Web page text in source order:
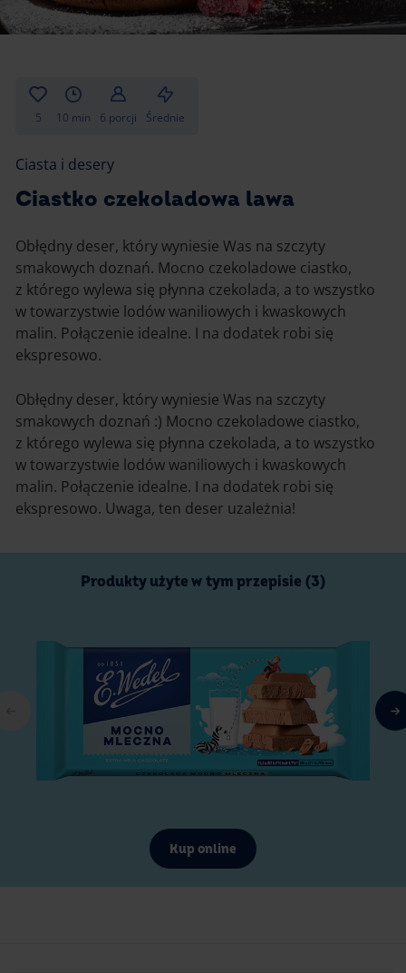
Zupy i kremy
Inne
Ciasta i desery
Napoje i koktajle
Gotowanie
Desery i przekąski
5 10 min 6 porcji Średnie
Ciasta i desery
Ciastko czekoladowa lawa
Obłędny deser, który wyniesie Was na szczyty
smakowych doznań. Mocno czekoladowe ciastko,
z którego wylewa się płynna czekolada, a to wszystko
w towarzystwie lodów waniliowych i kwaskowych
malin. Połączenie idealne. I na dodatek robi się
ekspresowo.
Obłędny deser, który wyniesie Was na szczyty
smakowych doznań :) Mocno czekoladowe ciastko,
z którego wylewa się płynna czekolada, a to wszystko
w towarzystwie lodów waniliowych i kwaskowych
malin. Połączenie idealne. I na dodatek robi się
ekspresowo. Uwaga, ten deser uzależnia!
Produkty użyte w tym przepisie (3)
Kup online